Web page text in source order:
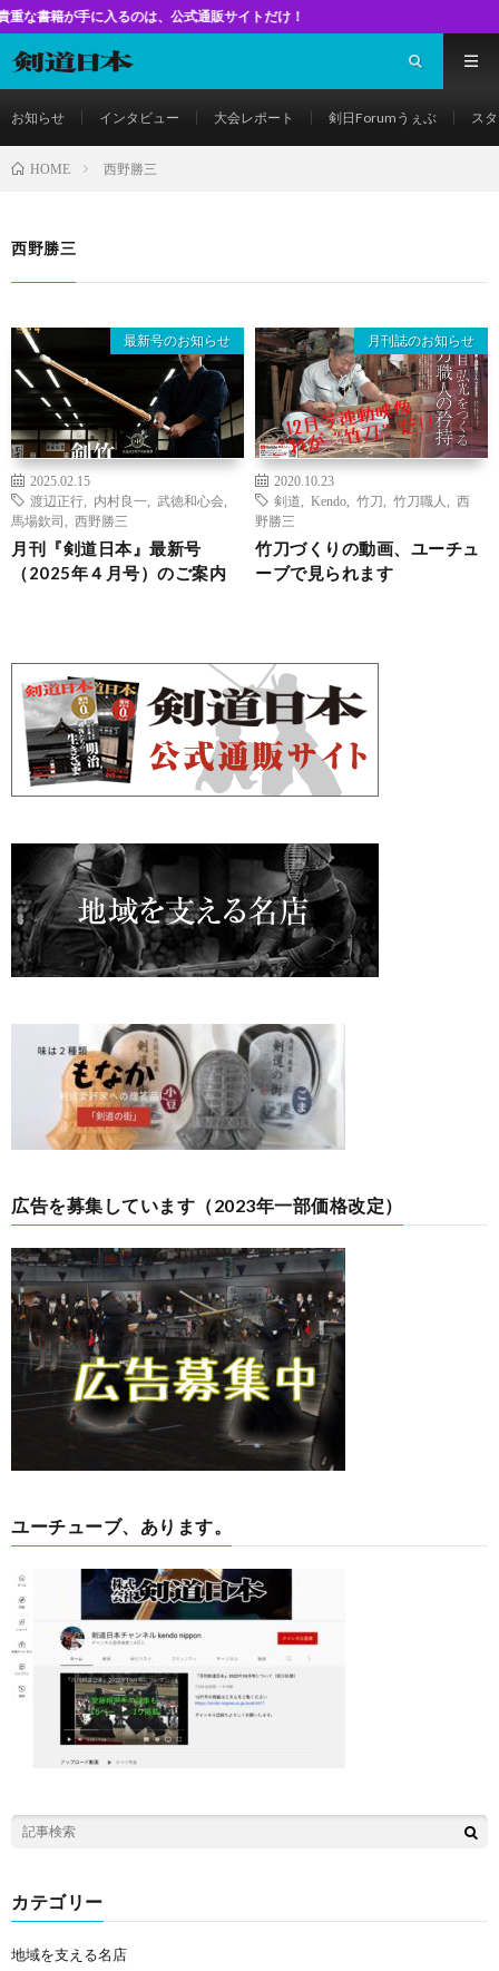
に入るのは、公式通販サイトだけ！
お知らせ インタビュー 大会レポート 剣日Forumうぇぶ ス
HOME 西野勝三
西野勝三
最新号のお知らせ
2025.02.15
渡辺正行
内村良一 武徳和心会
馬場欽司
西野勝三
月刊『剣道日本』最新号
（2025年４月号）のご案内
月刊誌のお知らせ
2020.10.23
剣道
Kendo 竹刀 竹刀職人
西
野勝三
竹刀づくりの動画、ユーチュ
ーブで見られます
広告を募集しています（2023年一部価格改定）
ユーチューブ、あります。
カテゴリー
地域を支える名店